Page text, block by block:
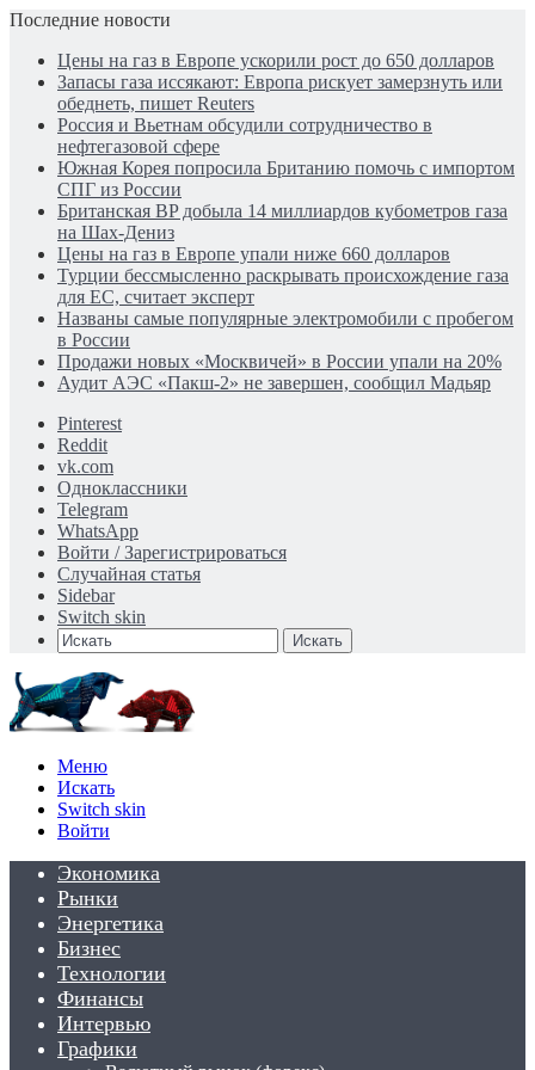
Последние новости
Цены на газ в Европе ускорили рост до 650 долларов
Запасы газа иссякают: Европа рискует замерзнуть или
обеднеть, пишет Reuters
Россия и Вьетнам обсудили сотрудничество в
нефтегазовой сфере
Южная Корея попросила Британию помочь с импортом
СПГ из России
Британская BP добыла 14 миллиардов кубометров газа
на Шах-Дениз
Цены на газ в Европе упали ниже 660 долларов
Турции бессмысленно раскрывать происхождение газа
для ЕС, считает эксперт
Названы самые популярные электромобили с пробегом
в России
Продажи новых «Москвичей» в России упали на 20%
Аудит АЭС «Пакш-2» не завершен, сообщил Мадьяр
Pinterest
Reddit
vk.com
Одноклассники
Telegram
WhatsApp
Войти / Зарегистрироваться
Случайная статья
Sidebar
Switch skin
Искать
Меню
Искать
Switch skin
Войти
Экономика
Рынки
Энергетика
Бизнес
Технологии
Финансы
Интервью
Графики